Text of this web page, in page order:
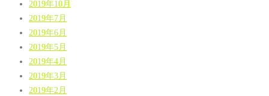
2019年10月
2019年7月
2019年6月
2019年5月
2019年4月
2019年3月
2019年2月